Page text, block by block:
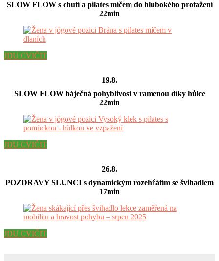
SLOW FLOW s chutí a pilates míčem do hlubokého protažení
22min
JDU CVIČIT
19.8.
SLOW FLOW báječná pohyblivost v ramenou díky hůlce
22min
JDU CVIČIT
26.8.
POZDRAVY SLUNCI s dynamickým rozehřátím se švihadlem
17min
JDU CVIČIT